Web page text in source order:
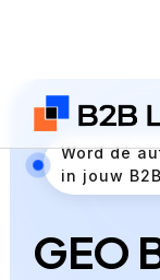
Word dé
in jouw
GEO